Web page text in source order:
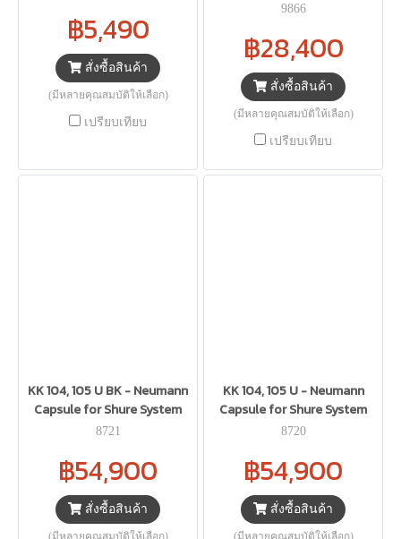
฿5,490
สั่งซื้อสินค้า
(มีหลายคุณสมบัติให้เลือก)
เปรียบเทียบ
9866
฿28,400
สั่งซื้อสินค้า
(มีหลายคุณสมบัติให้เลือก)
เปรียบเทียบ
KK 104, 105 U BK - Neumann
Capsule for Shure System
8721
฿54,900
สั่งซื้อสินค้า
(มีหลายคุณสมบัติให้เลือก)
KK 104, 105 U - Neumann
Capsule for Shure System
8720
฿54,900
สั่งซื้อสินค้า
(มีหลายคุณสมบัติให้เลือก)